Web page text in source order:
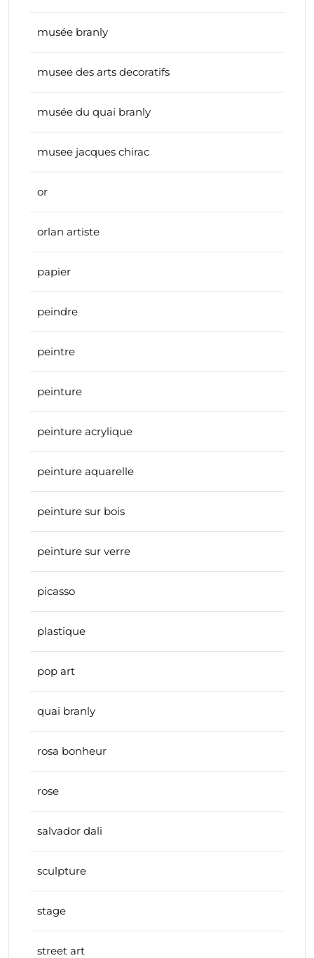
musée branly
musee des arts decoratifs
musée du quai branly
musee jacques chirac
or
orlan artiste
papier
peindre
peintre
peinture
peinture acrylique
peinture aquarelle
peinture sur bois
peinture sur verre
picasso
plastique
pop art
quai branly
rosa bonheur
rose
salvador dali
sculpture
stage
street art